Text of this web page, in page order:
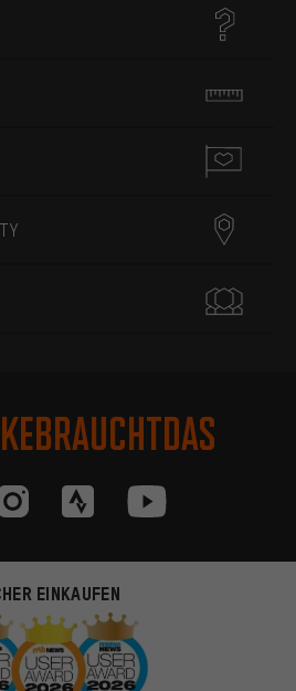
EINKAUFEN